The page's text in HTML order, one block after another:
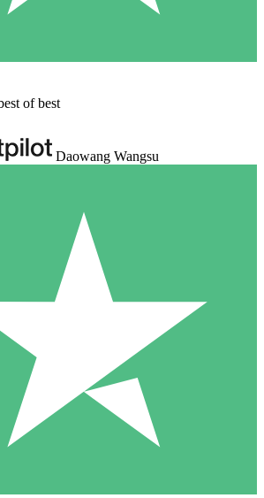
of best
Daowang Wangsu